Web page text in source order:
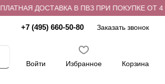
ДОСТАВКА В ПВЗ ПРИ ПОКУПКЕ ОТ 4
+7 (495) 660-50-80 Заказать звонок
Войти Избранное Корзина